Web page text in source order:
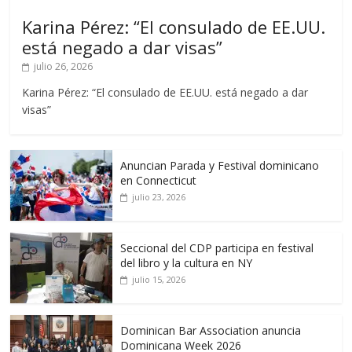
Karina Pérez: “El consulado de EE.UU.
está negado a dar visas”
julio 26, 2026
Karina Pérez: “El consulado de EE.UU. está negado a dar
visas”
Anuncian Parada y Festival dominicano
en Connecticut
julio 23, 2026
Seccional del CDP participa en festival
del libro y la cultura en NY
julio 15, 2026
Dominican Bar Association anuncia
Dominicana Week 2026